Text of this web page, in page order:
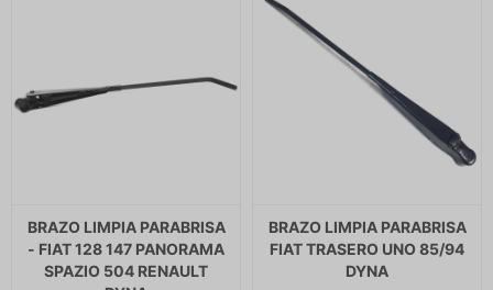
BRAZO LIMPIA PARABRISA
- FIAT 128 147 PANORAMA
SPAZIO 504 RENAULT
BRAZO LIMPIA PARABRISA
FIAT TRASERO UNO 85/94
DYNA